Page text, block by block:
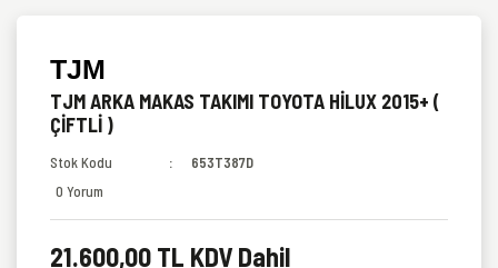
TJM
TJM ARKA MAKAS TAKIMI TOYOTA HİLUX 2015+ (
ÇİFTLİ )
Stok Kodu
653T387D
0 Yorum
21.600,00 TL KDV Dahil